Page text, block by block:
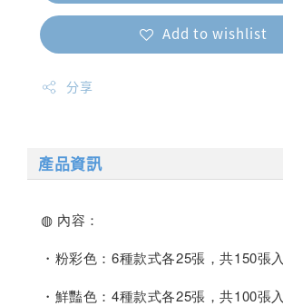
Add to wishlist
分享
產品資訊
◍ 內容：
・粉彩色：6種款式各25張，共150張入
・鮮豔色：4種款式各25張，共100張入